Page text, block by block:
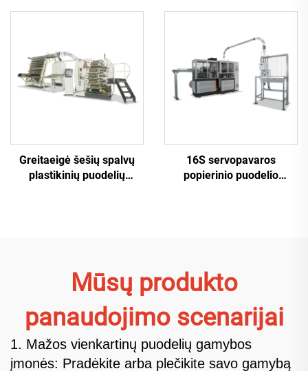
Greitaeigė šešių spalvų
plastikinių puodelių
16S servopavaros
popierinio puodelio
Mūsų produkto
panaudojimo scenarijai
1. Mažos vienkartinų puodelių gamybos
įmonės: Pradėkite arba plečikite savo gamybą